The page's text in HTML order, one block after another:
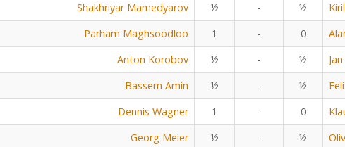
Shakhriyar Mamedyarov ½ - ½
Parham Maghsoodloo 1 - 0
Anton Korobov ½ - ½
Bassem Amin ½ - ½
Dennis Wagner 1 - 0
Georg Meier ½ - ½